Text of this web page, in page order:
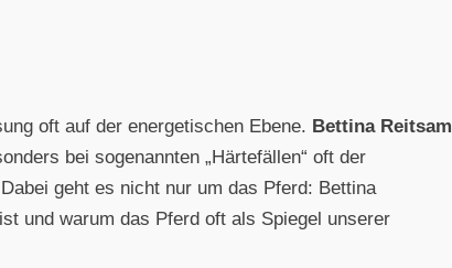
oft auf der energetischen Ebene. Bettina Reitsam
bei sogenannten „Härtefällen“ oft der
geht es nicht nur um das Pferd: Bettina
und warum das Pferd oft als Spiegel unserer